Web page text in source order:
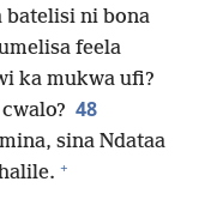
batelisi ni bona
feela
ka mukwa ufi?
48
sina Ndataa
+